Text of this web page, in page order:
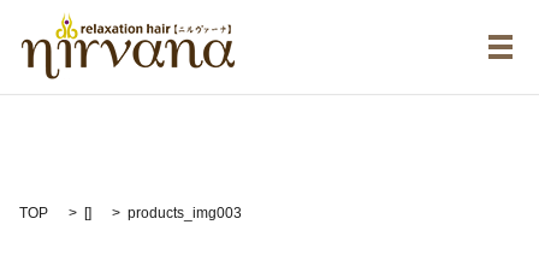
メ
TOP [] products_img003